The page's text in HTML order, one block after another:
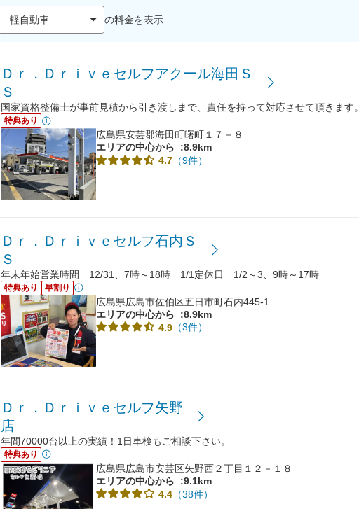
の料金を表示
Ｄｒ．Ｄｒｉｖｅセルフアクール海田Ｓ
Ｓ
国家資格整備士が事前見積から引き渡しまで、責任を持って対応させて頂きます。
特典あり
広島県安芸郡海田町曙町１７－８
エリアの中心から
:8.9km
4.7 （9件）
Ｄｒ．Ｄｒｉｖｅセルフ石内Ｓ
Ｓ
年末年始営業時間 12/31、7時～18時 1/1定休日 1/2～3、9時～17時
特典あり 早割り
広島県広島市佐伯区五日市町石内445-1
エリアの中心から
:8.9km
4.9 （3件）
Ｄｒ．Ｄｒｉｖｅセルフ矢野
店
年間70000台以上の実績！1日車検もご相談下さい。
特典あり
広島県広島市安芸区矢野西２丁目１２－１８
エリアの中心から
:9.1km
4.4 （38件）